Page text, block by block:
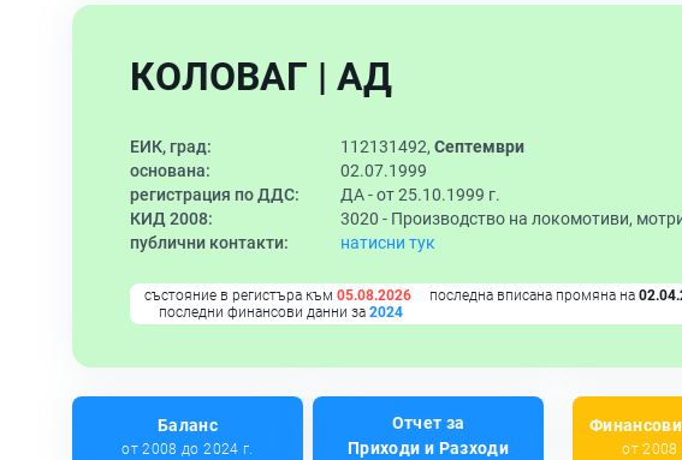
КОЛОВАГ | АД
ЕИК, град: 112131492, Септември
основана:
02.07.1999
регистрация по ДДС:
ДА - от 25.10.1999 г.
КИД 2008:
3020 - Производство на локомотиви,
публични контакти:
натисни тук
състояние в регистъра към 05.08.2026 последна вписана промяна на
последни финансови данни за 2024
Баланс
от 2008 до 2024 г.
Отчет за
Приходи и Разходи
от 2008